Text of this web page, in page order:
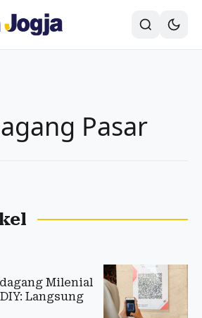
Pasar
Milenial
Langsung